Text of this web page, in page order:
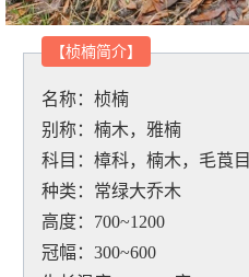
【桢楠简介】
名称：桢楠
别称：楠木，雅楠
科目：樟科，楠木，毛莨目
种类：常绿大乔木
高度：700~1200
冠幅：300~600